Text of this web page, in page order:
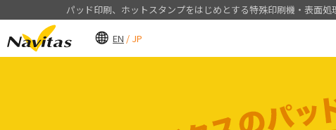
パッド印刷、ホットスタンプをはじめとする特殊印刷機 ・表面
目的から探す
省人化・自動化
会社概要・沿革
キャリア採用
EN / JP